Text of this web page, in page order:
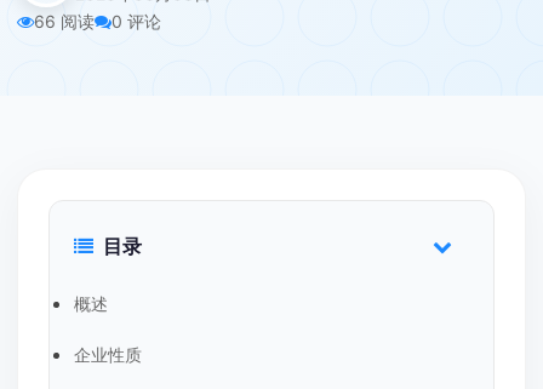
66 阅读
0 评论
目录
概述
企业性质